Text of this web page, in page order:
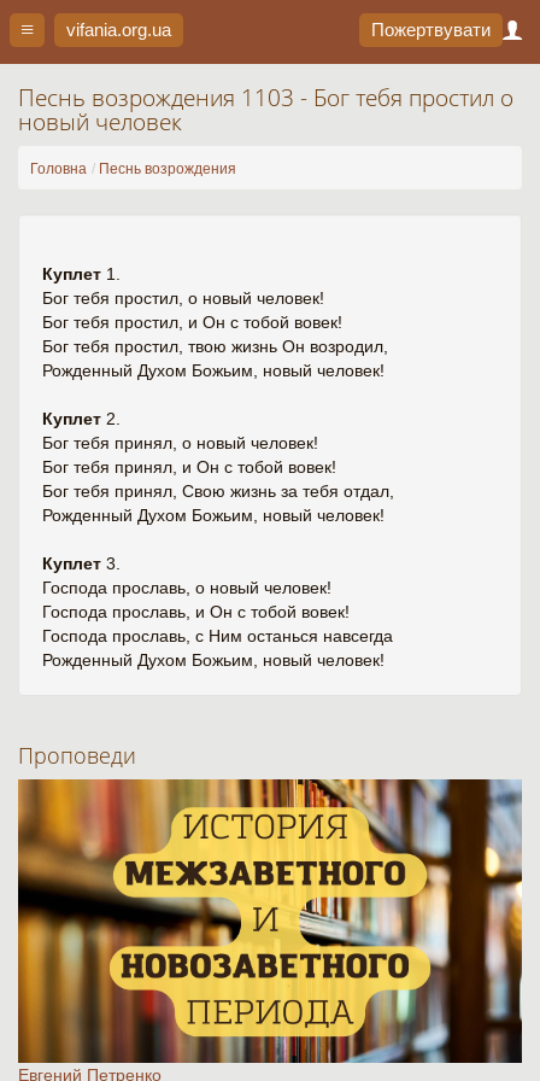
vifania.org.ua Пожертвувати
Песнь возрождения 1103 - Бог тебя простил о
новый человек
Головна Песнь возрождения
Куплет 1.
Бог тебя простил, о новый человек!
Бог тебя простил, и Он с тобой вовек!
Бог тебя простил, твою жизнь Он возродил,
Рожденный Духом Божьим, новый человек!
Куплет 2.
Бог тебя принял, о новый человек!
Бог тебя принял, и Он с тобой вовек!
Бог тебя принял, Свою жизнь за тебя отдал,
Рожденный Духом Божьим, новый человек!
Куплет 3.
Господа прославь, о новый человек!
Господа прославь, и Он с тобой вовек!
Господа прославь, с Ним останься навсегда
Рожденный Духом Божьим, новый человек!
Проповеди
Евгений Петренко